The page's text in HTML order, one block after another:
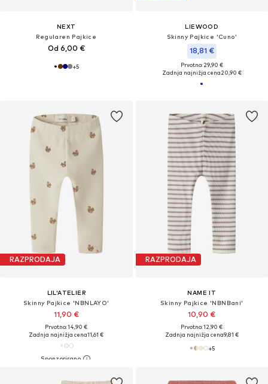
NEXT
Regularen Pajkice
Od 6,00 €
+5
LIEWOOD
Skinny Pajkice 'Cuno'
18,81 €
Prvotno: 29,90 €
Zadnja najnižja cena20,90 €
RAZPRODAJA
LIL'ATELIER
Skinny Pajkice 'NBNLAYO'
11,90 €
Prvotno: 14,90 €
Zadnja najnižja cena11,61 €
RAZPRODAJA
NAME IT
Skinny Pajkice 'NBNBani'
10,90 €
Prvotno: 12,90 €
Zadnja najnižja cena9,81 €
+5